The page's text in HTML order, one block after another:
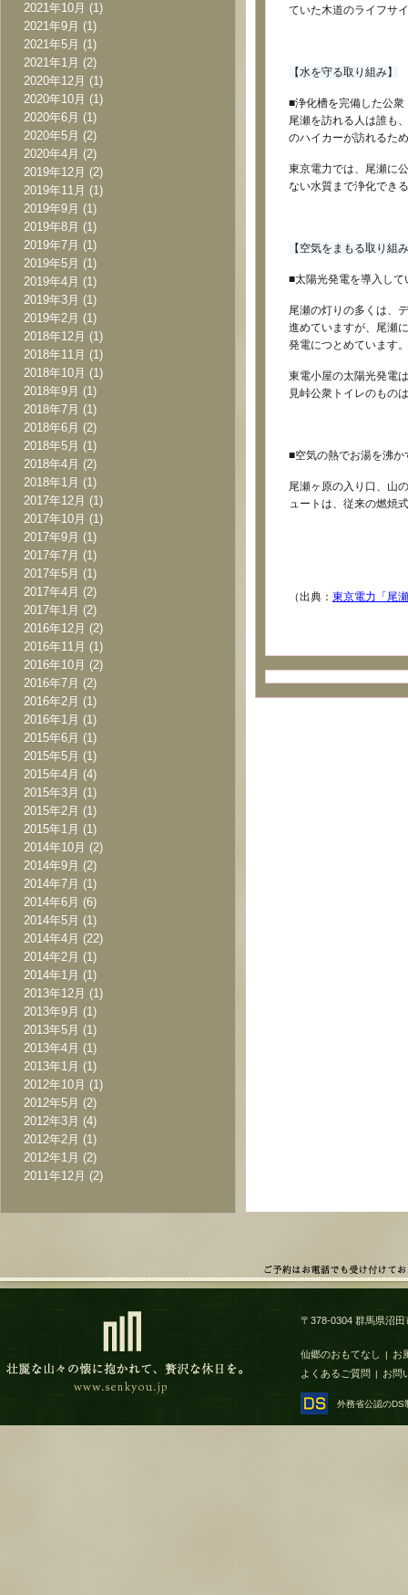
ていた木道のライフサ
【水を守る取り組み】
■浄化槽を完備した公
尾瀬を訪れる人は誰も
のハイカーが訪れるた
東京電力では、尾瀬に
ない水質まで浄化でき
【空気をまもる取り組
■太陽光発電を導入して
尾瀬の灯りの多くは、
進めていますが、尾瀬
発電につとめています。
東電小屋の太陽光発電
見峠公衆トイレのもの
■空気の熱でお湯を沸
尾瀬ヶ原の入り口、山
ュートは、従来の燃焼
（出典： 東京電力「尾
2021年10月 (1)
2021年9月 (1)
2021年5月 (1)
2021年1月 (2)
2020年12月 (1)
2020年10月 (1)
2020年6月 (1)
2020年5月 (2)
2020年4月 (2)
2019年12月 (2)
2019年11月 (1)
2019年9月 (1)
2019年8月 (1)
2019年7月 (1)
2019年5月 (1)
2019年4月 (1)
2019年3月 (1)
2019年2月 (1)
2018年12月 (1)
2018年11月 (1)
2018年10月 (1)
2018年9月 (1)
2018年7月 (1)
2018年6月 (2)
2018年5月 (1)
2018年4月 (2)
2018年1月 (1)
2017年12月 (1)
2017年10月 (1)
2017年9月 (1)
2017年7月 (1)
2017年5月 (1)
2017年4月 (2)
2017年1月 (2)
2016年12月 (2)
2016年11月 (1)
2016年10月 (2)
2016年7月 (2)
2016年2月 (1)
2016年1月 (1)
2015年6月 (1)
2015年5月 (1)
2015年4月 (4)
2015年3月 (1)
2015年2月 (1)
2015年1月 (1)
2014年10月 (2)
2014年9月 (2)
2014年7月 (1)
2014年6月 (6)
2014年5月 (1)
2014年4月 (22)
2014年2月 (1)
2014年1月 (1)
2013年12月 (1)
2013年9月 (1)
2013年5月 (1)
2013年4月 (1)
2013年1月 (1)
2012年10月 (1)
2012年5月 (2)
2012年3月 (4)
2012年2月 (1)
2012年1月 (2)
2011年12月 (2)
〒378-0304 群馬県沼
仙郷のおもてなし |
お
よくあるご質問 | お問
外務省公認のDS